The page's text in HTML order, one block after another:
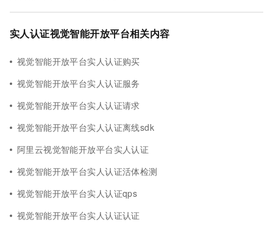
实人认证视觉智能开放平台相关内容
视觉智能开放平台实人认证购买
视觉智能开放平台实人认证服务
视觉智能开放平台实人认证请求
视觉智能开放平台实人认证离线sdk
阿里云视觉智能开放平台实人认证
视觉智能开放平台实人认证活体检测
视觉智能开放平台实人认证qps
视觉智能开放平台实人认证认证